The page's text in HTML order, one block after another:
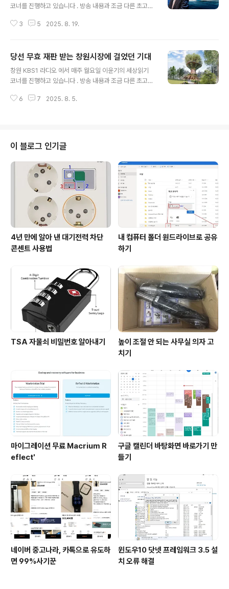
코너를 진행하고 있습니다 . 방송 내용과 조금 다른 초고이
17 방송분) ‘대왕고래 프로젝트’라 불린 동해 심해 가스전
기 때문입니다. 오늘은 심해 원전 개발 사업에 대하여 함께
생각해보겠습니다. 우리나라는 1970년대 경제성장 과정
에서 두 차례의 석유파동을 경험하였습니다. 1차 석유 파동
석유무기화 정책으로 오팩이라고 부르는 석유수출국기구
3 5 2025. 8. 19.
당선 무효 재판 받는 창원시장에 걸었던 기대
창원 KBS1 라디오 에서 매주 월요일 이윤기의 세상읽기
코너를 진행하고 있습니다 . 방송 내용과 조금 다른 초고이
27 방송분) 지난 연말 부산고법 창원재판부는 공직선거법
대법원에 상고장을 제출하였고, 올해 2월 혹은 3월에 있을
대법원판결 결과에 따라 시장 직무 수행 여부가 결정되게
됩니다. 오늘은 대법원 선고를 앞둔 홍남표 창원시장이 20
24년 신년 기자간담회와 올해 신년 기자간담회에서 밝힌
창원 특례시 시정 방향에 평가해 보겠습니다. 먼저 2024
년 신년 기자간담회에..
6 7 2025. 8. 5.
이 블로그 인기글
4년 만에 알아 낸 대기전력 차단
콘센트 사용법
내 컴퓨터 폴더 원드라이브로 공유
하기
TSA 자물쇠 비밀번호 알아내기
높이 조절 안 되는 사무실 의자 고
치기
마이그레이션 무료 Macrium R
eflect'
구글 캘린더 바탕화면 바로가기 만
들기
네이버 중고나라, 카톡으로 유도하
면 99%사기꾼
윈도우10 닷넷 프레임워크 3.5 설
치 오류 해결